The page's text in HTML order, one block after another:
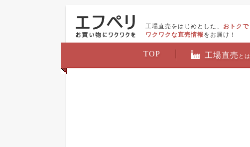
工場直売をはじめとした、 おトクで
ワクワクな直売情報 をお届け！
TOP 工場直売 とは